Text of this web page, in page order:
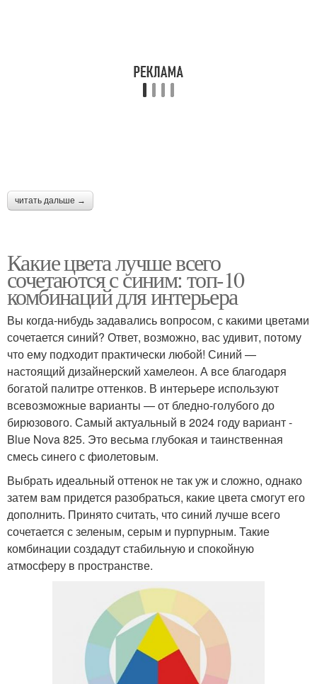
читать дальше →
Какие цвета лучше всего
сочетаются с синим: топ-10
комбинаций для интерьера
Вы когда-нибудь задавались вопросом, с какими цветами
сочетается синий? Ответ, возможно, вас удивит, потому
что ему подходит практически любой! Синий —
настоящий дизайнерский хамелеон. А все благодаря
богатой палитре оттенков. В интерьере используют
всевозможные варианты — от бледно-голубого до
бирюзового. Самый актуальный в 2024 году вариант -
Blue Nova 825. Это весьма глубокая и таинственная
смесь синего с фиолетовым.
Выбрать идеальный оттенок не так уж и сложно, однако
затем вам придется разобраться, какие цвета смогут его
дополнить. Принято считать, что синий лучше всего
сочетается с зеленым, серым и пурпурным. Такие
комбинации создадут стабильную и спокойную
атмосферу в пространстве.